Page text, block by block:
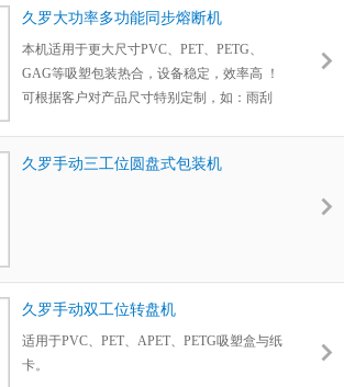
久罗大功率多功能同步熔断机
本机适用于更大尺寸PVC、PET、PETG、
GAG等吸塑包装热合，设备稳定，效率高 ！
可根据客户对产品尺寸特别定制，如：雨刮
久罗手动三工位圆盘式包装机
久罗手动双工位转盘机
适用于PVC、PET、APET、PETG吸塑盒与纸
卡。